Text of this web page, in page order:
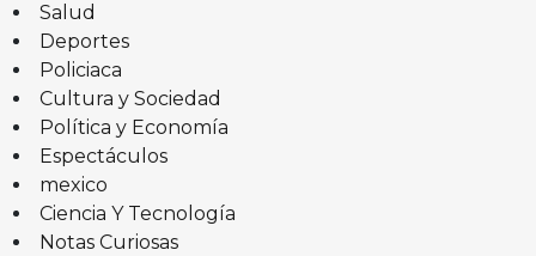
Salud
Deportes
Policiaca
Cultura y Sociedad
Política y Economía
Espectáculos
mexico
Ciencia Y Tecnología
Notas Curiosas